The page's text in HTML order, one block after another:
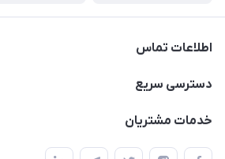
اطلاعات تماس
09034287359
دسترسی سریع
حساب کاربری
خدمات مشتریان
قوانین و مقررات